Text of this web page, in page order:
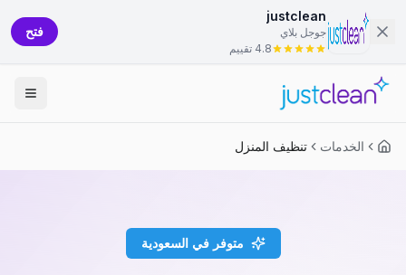
justclean
جوجل بلاي
4.8 تقييم
فتح
الخدمات تنظيف المنزل
متوفر في السعودية